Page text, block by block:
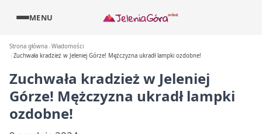
MENU
Strona główna Wiadomości
Zuchwała kradzież w Jeleniej Górze! Mężczyzna ukradł lampki ozdobne!
Zuchwała kradzież w Jeleniej
Górze! Mężczyzna ukradł lampki
ozdobne!